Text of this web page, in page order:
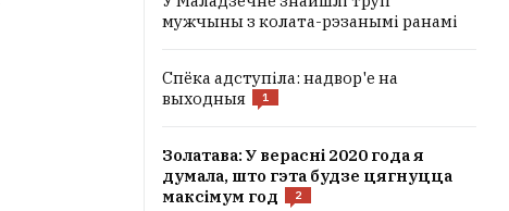
мужчыны з колата-рэзанымі ранамі
Спёка адступіла: надвор'е на
выходныя
1
Золатава: У верасні 2020 года я
думала, што гэта будзе цягнуцца
максімум год
2